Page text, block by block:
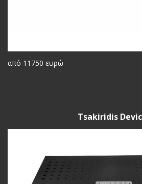
από 11750 ευρώ
Tsakiridis